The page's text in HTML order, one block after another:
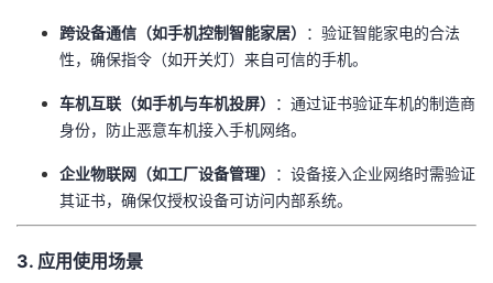
​跨设备通信（如手机控制智能家居）​
​：验证智能家电的合法
性，确保指令（如开关灯）来自可信的手机。
​车机互联（如手机与车机投屏）​
​：通过证书验证车机的制造商
身份，防止恶意车机接入手机网络。
​企业物联网（如工厂设备管理）​
​：设备接入企业网络时需验证
其证书，确保仅授权设备可访问内部系统。
​3. 应用使用场景​